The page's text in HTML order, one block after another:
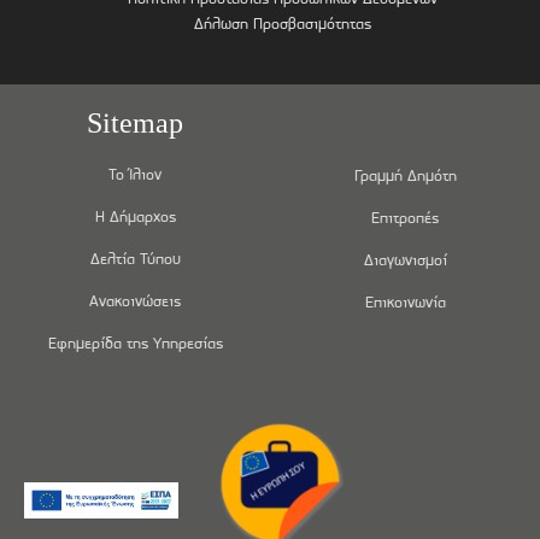
Δήλωση Προσβασιμότητας
Sitemap
Το Ίλιον
Η Δήμαρχος
Δελτία Τύπου
Ανακοινώσεις
Εφημερίδα της Υπηρεσίας
Γραμμή Δημότη
Επιτροπές
Διαγωνισμοί
Επικοινωνία